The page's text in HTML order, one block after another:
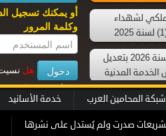
لشهداء
الواجب رقم (3) لسنة 2026 بتعديل القرار رقم (1) لسنة 2025
الواجب
صدر حديثًا قرار رئيس مجلس الوزراء رقم (35) لسنة 2026 بتعديل
أو يمكنك تسجيل
وكلمة المرور
هل نسيت
عميل جديــد؟
المحامين العرب خدمة الأسانيد
صدرت ولم يُستدل على نشرها